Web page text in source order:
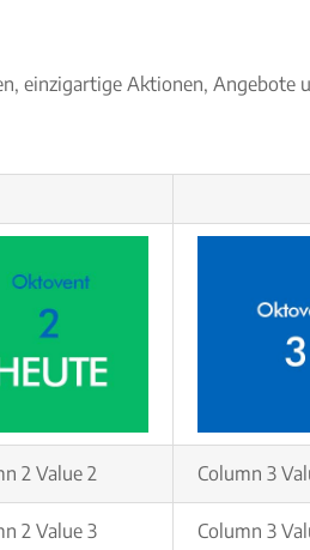
einzigartige Aktionen, Angebote
2 Value 2 Column 3
2 Value 3 Column 3